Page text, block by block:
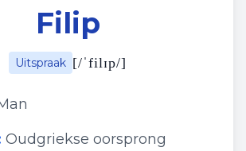
Filip
Uitspraak [/ˈfilɪp/]
Oudgriekse oorsprong